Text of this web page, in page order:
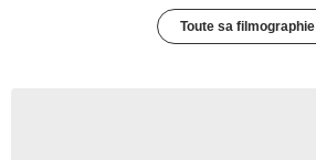
Toute sa filmographie